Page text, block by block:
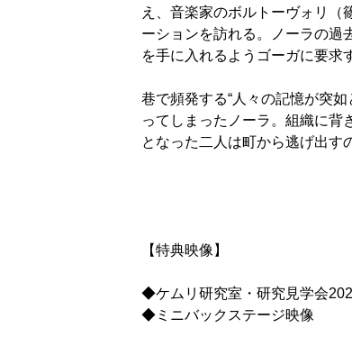
え、音楽家のボルトーヴォリ（
ーションを訪れる。ノーラの過
を手に入れるようゴーガに要求
巷で頻発する“人々の記憶が突
ってしまったノーラ。組織に背
となった二人は町から逃げ出す
【特典映像】
◆ケムリ研究室・研究見学会
◆ミニバックステージ映像